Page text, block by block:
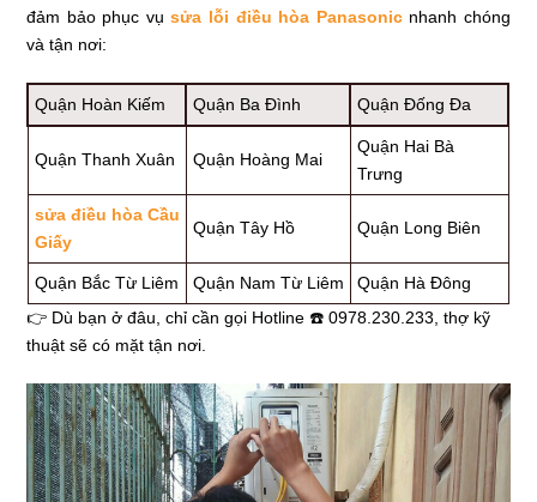
đảm bảo phục vụsửa lỗi điều hòa Panasonicnhanh chóng
và tận nơi:
Quận Hoàn Kiếm Quận Ba Đình Quận Đống Đa
Quận Thanh Xuân Quận Hoàng Mai
Quận Hai Bà
Trưng
sửa điều hòa Cầu
Giấy
Quận Tây Hồ Quận Long Biên
Quận Bắc Từ Liêm Quận Nam Từ Liêm
Quận Hà Đông
👉 Dù bạn ở đâu, chỉ cần gọi Hotline ☎️ 0978.230.233, thợ kỹ
thuật sẽ có mặt tận nơi.